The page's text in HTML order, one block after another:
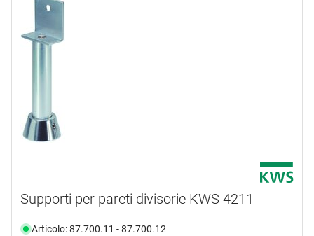
Supporti per pareti divisorie KWS 4211
Articolo: 87.700.11 - 87.700.12